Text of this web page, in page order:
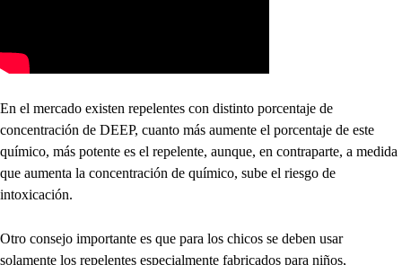
En el mercado existen repelentes con distinto porcentaje de
concentración de DEEP, cuanto más aumente el porcentaje de este
químico, más potente es el repelente, aunque, en contraparte, a medida
que aumenta la concentración de químico, sube el riesgo de
intoxicación.
Otro consejo importante es que para los chicos se deben usar
solamente los repelentes especialmente fabricados para niños,